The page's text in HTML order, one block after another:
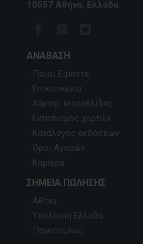
10557 Αθήνα, Ελλάδα
ΑΝΆΒΑΣΗ
Ποιοι Είμαστε
Επικοινωνία
Χάρτης Ιστοσελίδας
Εντοπισμός χαρτών
Κατάλογος εκδόσεων
Όροι Αγορών
Καριέρα
ΣΗΜΕΊΑ ΠΏΛΗΣΗΣ
Αθήνα
Υπόλοιπη Ελλάδα
Παγκοσμίως